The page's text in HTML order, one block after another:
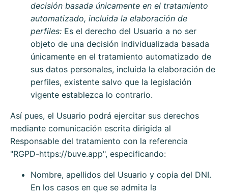
decisión basada únicamente en el tratamiento
automatizado, incluida la elaboración de
perfiles: Es el derecho del Usuario a no ser
objeto de una decisión individualizada basada
únicamente en el tratamiento automatizado de
sus datos personales, incluida la elaboración de
perfiles, existente salvo que la legislación
vigente establezca lo contrario.
Así pues, el Usuario podrá ejercitar sus derechos
mediante comunicación escrita dirigida al
Responsable del tratamiento con la referencia
"RGPD-https://buve.app", especificando:
Nombre, apellidos del Usuario y copia del DNI.
En los casos en que se admita la